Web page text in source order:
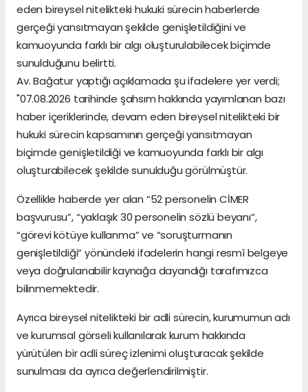
eden bireysel nitelikteki hukuki sürecin haberlerde
gerçeği yansıtmayan şekilde genişletildiğini ve
kamuoyunda farklı bir algı oluşturulabilecek biçimde
sunulduğunu belirtti.
Av. Bağatur yaptığı açıklamada şu ifadelere yer verdi;
"07.08.2026 tarihinde şahsım hakkında yayımlanan bazı
haber içeriklerinde, devam eden bireysel nitelikteki bir
hukuki sürecin kapsamının gerçeği yansıtmayan
biçimde genişletildiği ve kamuoyunda farklı bir algı
oluşturabilecek şekilde sunulduğu görülmüştür.
Özellikle haberde yer alan “52 personelin CİMER
başvurusu”, “yaklaşık 30 personelin sözlü beyanı”,
“görevi kötüye kullanma” ve “soruşturmanın
genişletildiği” yönündeki ifadelerin hangi resmî belgeye
veya doğrulanabilir kaynağa dayandığı tarafımızca
bilinmemektedir.
Ayrıca bireysel nitelikteki bir adli sürecin, kurumumun adı
ve kurumsal görseli kullanılarak kurum hakkında
yürütülen bir adli süreç izlenimi oluşturacak şekilde
sunulması da ayrıca değerlendirilmiştir.